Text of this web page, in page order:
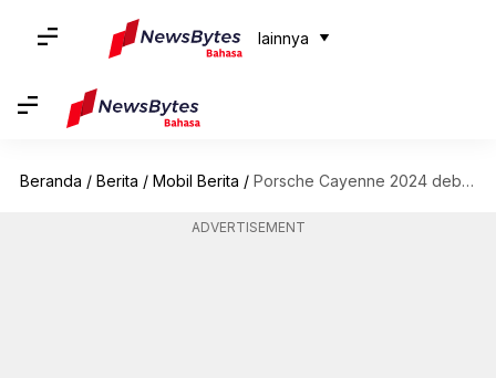
lainnya
Beranda / Berita / Mobil Berita / Porsche Cayenne 2024 debut dengan penampilan dan powertrain yang lebih baik
ADVERTISEMENT